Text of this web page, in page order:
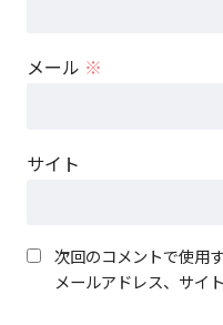
メール ※
サイト
次回のコメントで使用
メールアドレス、サイ